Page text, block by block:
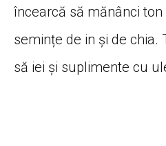
încearcă să mănânci ton
semințe de in și de chia.
să iei și suplimente cu